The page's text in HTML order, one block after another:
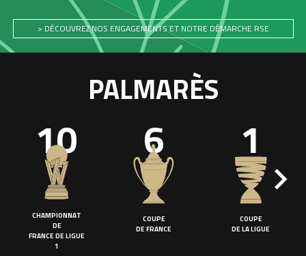
> DÉCOUVREZ NOS ENGAGEMENTS ET NOTRE DÉMARCHE RSE
PALMARÈS
10
CHAMPIONNAT
DE
FRANCE DE LIGUE
1
6
COUPE
DE FRANCE
1
COUPE
DE LA LIGUE